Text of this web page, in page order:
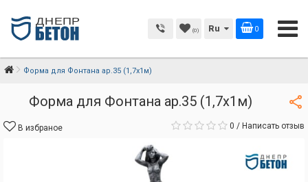
(0) Ru 0
Форма для Фонтана ар.35 (1,7х1м)
Форма для Фонтана ар.35 (1,7х1м)
В избраное 0 / Написать отзыв